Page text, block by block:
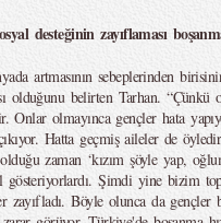
desteğinin zayıflaması
artmasının sebeplerinden
olduğunu belirten Tarhan.
Onlar olmayınca gençler hata
Hatta geçmiş aileler de
zaman ‘kızım şöyle yap,
gösteriyorlardı. Şimdi yine bizim
Böyle olunca da gençler